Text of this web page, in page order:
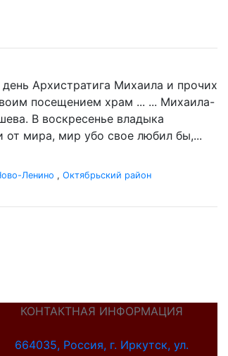
Архистратига Михаила и прочих
посещением храм ... ... Михаила-
В воскресенье владыка
от мира, мир убо свое любил бы,...
Ленино , Октябрьский район
КОНТАКТНАЯ ИНФОРМАЦИЯ
664035, Россия, г. Иркутск, ул.